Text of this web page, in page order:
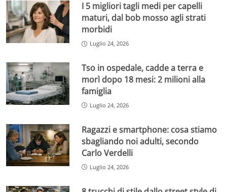
I 5 migliori tagli medi per capelli
maturi, dal bob mosso agli strati
morbidi
Luglio 24, 2026
Tso in ospedale, cadde a terra e
morì dopo 18 mesi: 2 milioni alla
famiglia
Luglio 24, 2026
Ragazzi e smartphone: cosa stiamo
sbagliando noi adulti, secondo
Carlo Verdelli
Luglio 24, 2026